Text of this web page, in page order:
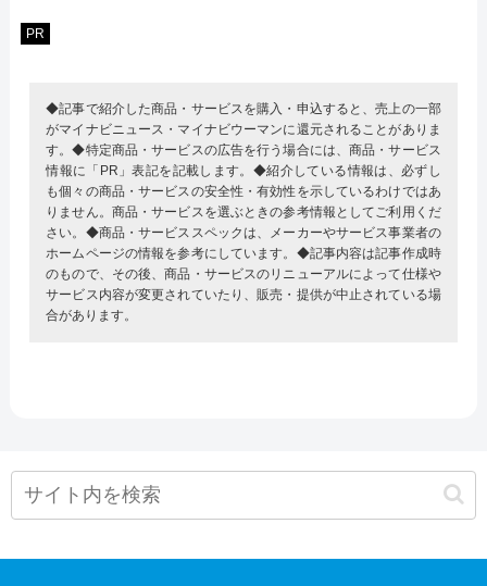
PR
◆記事で紹介した商品・サービスを購入・申込すると、売上の一部
がマイナビニュース・マイナビウーマンに還元されることがありま
す。◆特定商品・サービスの広告を行う場合には、商品・サービス
情報に「PR」表記を記載します。◆紹介している情報は、必ずし
も個々の商品・サービスの安全性・有効性を示しているわけではあ
りません。商品・サービスを選ぶときの参考情報としてご利用くだ
さい。◆商品・サービススペックは、メーカーやサービス事業者の
ホームページの情報を参考にしています。◆記事内容は記事作成時
のもので、その後、商品・サービスのリニューアルによって仕様や
サービス内容が変更されていたり、販売・提供が中止されている場
合があります。